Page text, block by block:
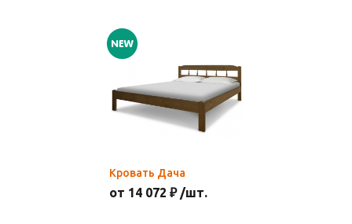
Кровать Дача
от 14 072 ₽ /шт.